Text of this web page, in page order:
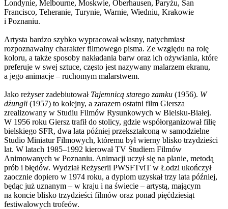
Londynie, Melbourne, Moskwie, Oberhausen, Paryżu, San
Francisco, Teheranie, Turynie, Warnie, Wiedniu, Krakowie
i Poznaniu.
Artysta bardzo szybko wypracował własny, natychmiast
rozpoznawalny charakter filmowego pisma. Ze względu na rolę
koloru, a także sposoby nakładania barw oraz ich ożywiania, które
preferuje w swej sztuce, często jest nazywany malarzem ekranu,
a jego animacje – ruchomym malarstwem.
Jako reżyser zadebiutował Tajemnicą starego zamku (1956). W
dżungli (1957) to kolejny, a zarazem ostatni film Giersza
zrealizowany w Studiu Filmów Rysunkowych w Bielsku-Białej.
W 1956 roku Giersz trafił do stolicy, gdzie współorganizował filię
bielskiego SFR, dwa lata później przekształconą w samodzielne
Studio Miniatur Filmowych, któremu był wierny blisko trzydzieści
lat. W latach 1985–1992 kierował TV Studiem Filmów
Animowanych w Poznaniu. Animacji uczył się na planie, metodą
prób i błędów. Wydział Reżyserii PWSFTviT w Łodzi ukończył
zaocznie dopiero w 1974 roku, a dyplom uzyskał trzy lata później,
będąc już uznanym – w kraju i na świecie – artystą, mającym
na koncie blisko trzydzieści filmów oraz ponad pięćdziesiąt
festiwalowych trofeów.